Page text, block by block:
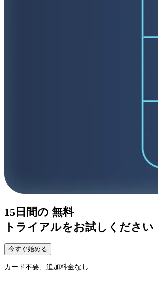
15日間の 無料
トライアルをお試しください
今すぐ始める
カード不要、追加料金なし